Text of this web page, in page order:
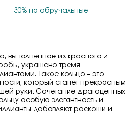
-30% на обручальные
выполненное из красного и
украшено тремя
Такое кольцо – это
который станет прекрасным
руки. Сочетание драгоценных
особую элегантность и
добавляют роскоши и